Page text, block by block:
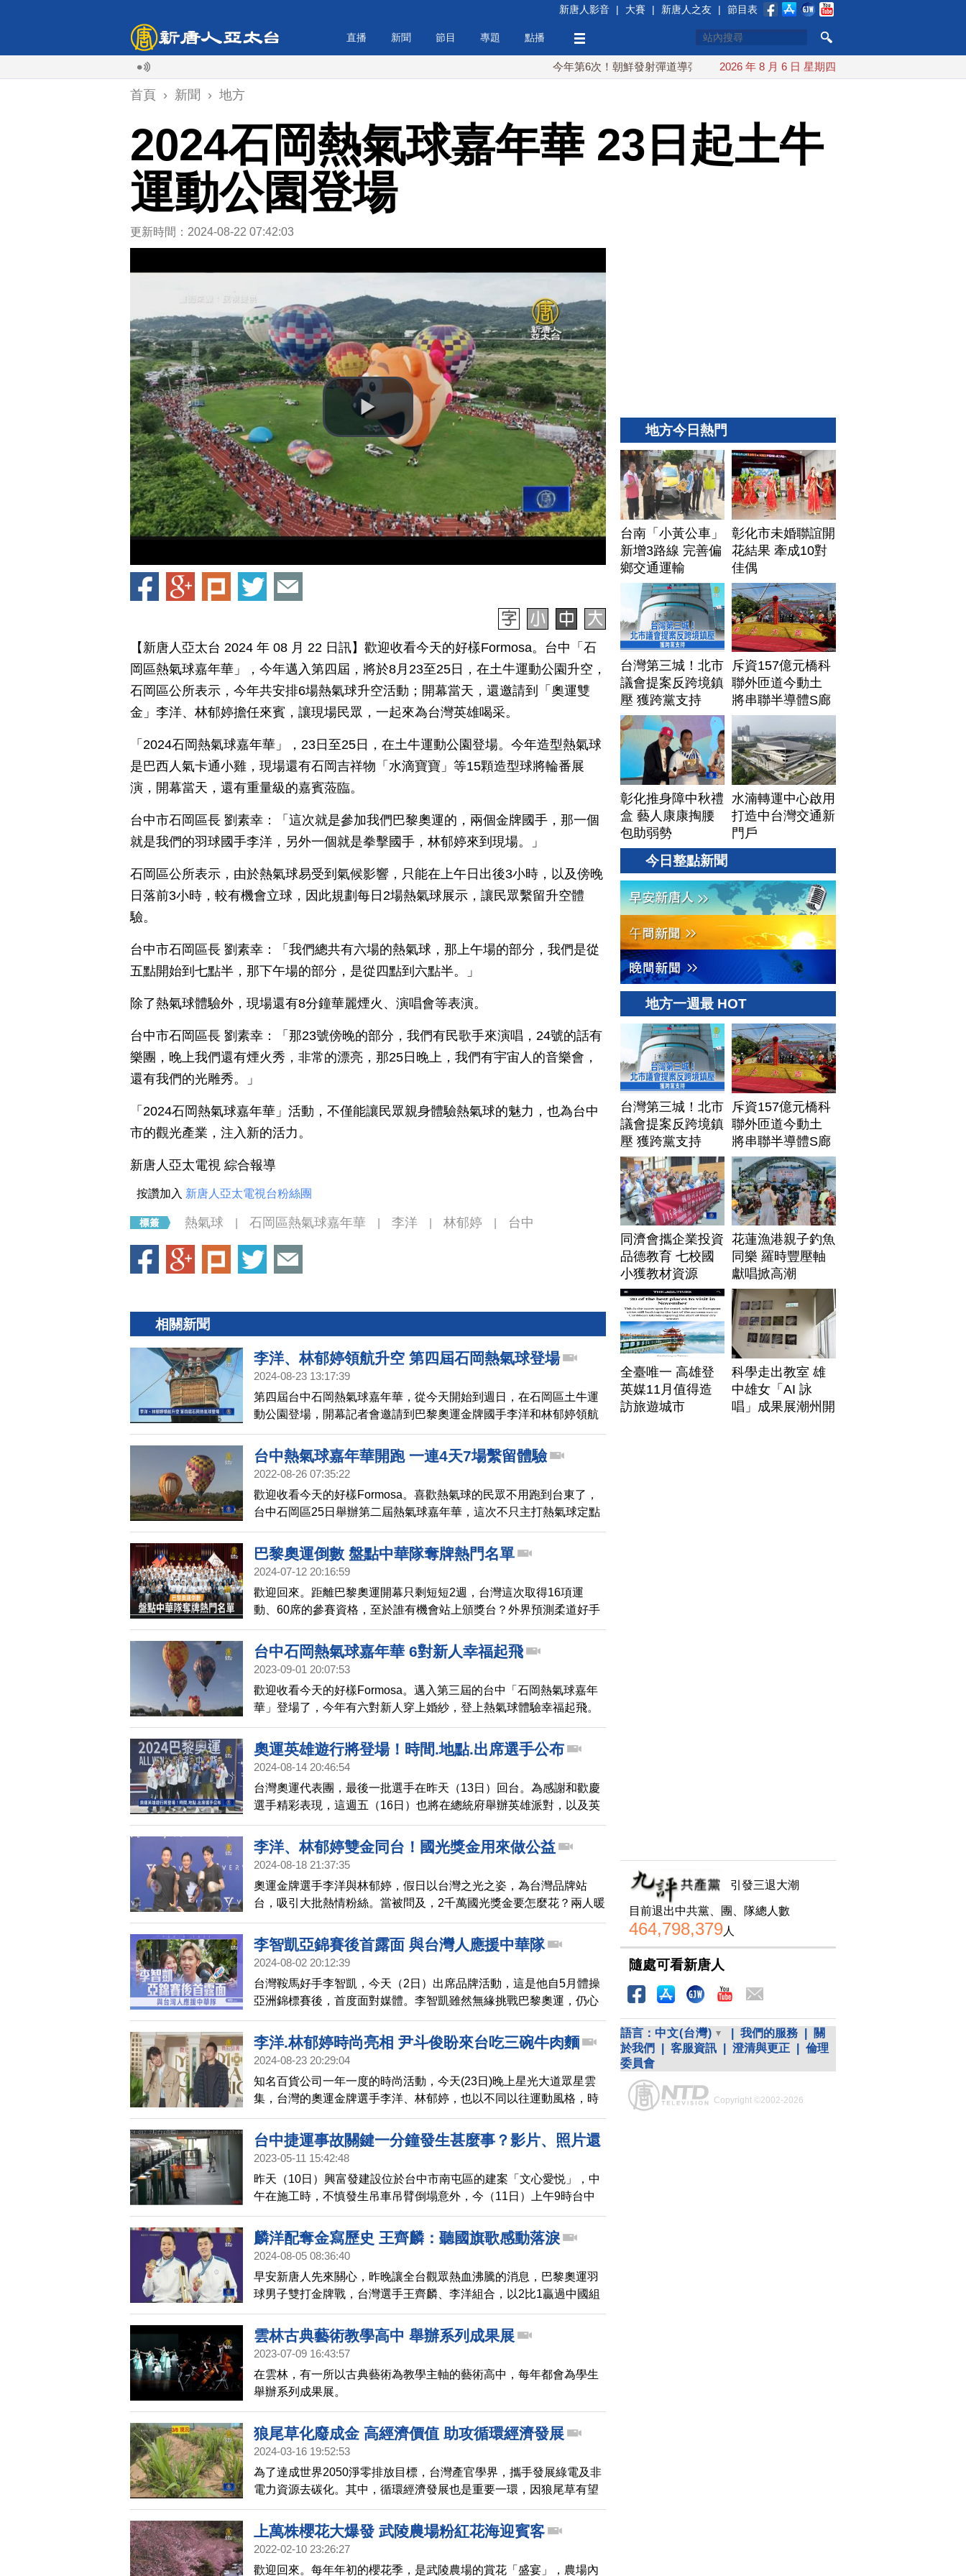
新唐人影音 | 大賽 | 新唐人之友 | 節目表
直播 新聞 節目 專題 點播
今年第6次！朝鮮發射彈道導彈 落日本EEZ外 紅海戰火續升溫 也門胡塞武裝稱又襲擊沙特
2026 年 8 月 6 日 星期四
首頁 › 新聞 › 地方
2024石岡熱氣球嘉年華 23日起土牛
運動公園登場
更新時間：2024-08-22 07:42:03
【新唐人亞太台 2024 年 08 月 22 日訊】歡迎收看今天的好樣Formosa。台中「石
岡區熱氣球嘉年華」，今年邁入第四屆，將於8月23至25日，在土牛運動公園升空，
石岡區公所表示，今年共安排6場熱氣球升空活動；開幕當天，還邀請到「奧運雙
金」李洋、林郁婷擔任來賓，讓現場民眾，一起來為台灣英雄喝采。
「2024石岡熱氣球嘉年華」，23日至25日，在土牛運動公園登場。今年造型熱氣球
是巴西人氣卡通小雞，現場還有石岡吉祥物「水滴寶寶」等15顆造型球將輪番展
演，開幕當天，還有重量級的嘉賓蒞臨。
台中市石岡區長 劉素幸：「這次就是參加我們巴黎奧運的，兩個金牌國手，那一個
就是我們的羽球國手李洋，另外一個就是拳擊國手，林郁婷來到現場。」
石岡區公所表示，由於熱氣球易受到氣候影響，只能在上午日出後3小時，以及傍晚
日落前3小時，較有機會立球，因此規劃每日2場熱氣球展示，讓民眾繫留升空體
驗。
台中市石岡區長 劉素幸：「我們總共有六場的熱氣球，那上午場的部分，我們是從
五點開始到七點半，那下午場的部分，是從四點到六點半。」
除了熱氣球體驗外，現場還有8分鐘華麗煙火、演唱會等表演。
台中市石岡區長 劉素幸：「那23號傍晚的部分，我們有民歌手來演唱，24號的話有
樂團，晚上我們還有煙火秀，非常的漂亮，那25日晚上，我們有宇宙人的音樂會，
還有我們的光雕秀。」
「2024石岡熱氣球嘉年華」活動，不僅能讓民眾親身體驗熱氣球的魅力，也為台中
市的觀光產業，注入新的活力。
新唐人亞太電視 綜合報導
按讚加入 新唐人亞太電視台粉絲團
熱氣球 石岡區熱氣球嘉年華 李洋 林郁婷 台中
相關新聞
李洋、林郁婷領航升空 第四屆石岡熱氣球登場
2024-08-23 13:17:39
第四屆台中石岡熱氣球嘉年華，從今天開始到週日，在石岡區土牛運
動公園登場，開幕記者會邀請到巴黎奧運金牌國手李洋和林郁婷領航
升空。
台中熱氣球嘉年華開跑 一連4天7場繫留體驗
2022-08-26 07:35:22
歡迎收看今天的好樣Formosa。喜歡熱氣球的民眾不用跑到台東了，
台中石岡區25日舉辦第二屆熱氣球嘉年華，這次不只主打熱氣球定點
繫留升空，還有超萌「加菲貓熱氣球」吸引遊客打卡拍照。
巴黎奧運倒數 盤點中華隊奪牌熱門名單
2024-07-12 20:16:59
歡迎回來。距離巴黎奧運開幕只剩短短2週，台灣這次取得16項運
動、60席的參賽資格，至於誰有機會站上頒獎台？外界預測柔道好手
楊勇緯、羽球一姐戴資穎都是熱門人選。體操隊的「貓王」唐嘉鴻因
為大傷，錯過去年杭州亞運，也被看好在今年巴黎奧運奪牌。
台中石岡熱氣球嘉年華 6對新人幸福起飛
2023-09-01 20:07:53
歡迎收看今天的好樣Formosa。邁入第三屆的台中「石岡熱氣球嘉年
華」登場了，今年有六對新人穿上婚紗，登上熱氣球體驗幸福起飛。
但受海葵颱風影響，週六日的上下午場，順延到9日及10日舉行，呼
籲民眾居家防颱，避免外出。
奧運英雄遊行將登場！時間.地點.出席選手公布
2024-08-14 20:46:54
台灣奧運代表團，最後一批選手在昨天（13日）回台。為感謝和歡慶
選手精彩表現，這週五（16日）也將在總統府舉辦英雄派對，以及英
雄大遊行，而哪些奧運選手會出席，教育部也在今天（14日）公布。
李洋、林郁婷雙金同台！國光獎金用來做公益
2024-08-18 21:37:35
奧運金牌選手李洋與林郁婷，假日以台灣之光之姿，為台灣品牌站
台，吸引大批熱情粉絲。當被問及，2千萬國光獎金要怎麼花？兩人暖
心回覆，要回饋給社會，做公益。
李智凱亞錦賽後首露面 與台灣人應援中華隊
2024-08-02 20:12:39
台灣鞍馬好手李智凱，今天（2日）出席品牌活動，這是他自5月體操
亞洲錦標賽後，首度面對媒體。李智凱雖然無緣挑戰巴黎奧運，仍心
繫中華隊表現，與台灣人一起應援加油。
李洋.林郁婷時尚亮相 尹斗俊盼來台吃三碗牛肉麵
2024-08-23 20:29:04
知名百貨公司一年一度的時尚活動，今天(23日)晚上星光大道眾星雲
集，台灣的奧運金牌選手李洋、林郁婷，也以不同以往運動風格，時
尚亮相。而粉絲從上午就在現場等候，迎接韓國藝人尹斗俊。
台中捷運事故關鍵一分鐘發生甚麼事？影片、照片還
原始末
2023-05-11 15:42:48
昨天（10日）興富發建設位於台中市南屯區的建案「文心愛悦」，中
午在施工時，不慎發生吊車吊臂倒塌意外，今（11日）上午9時台中
捷運公司董事長林良泰、運務處長許泰銘，將於台中捷運豐樂公園站3
樓，說明5/10事件初步調查結果。
麟洋配奪金寫歷史 王齊麟：聽國旗歌感動落淚
2024-08-05 08:36:40
早安新唐人先來關心，昨晚讓全台觀眾熱血沸騰的消息，巴黎奧運羽
球男子雙打金牌戰，台灣選手王齊麟、李洋組合，以2比1贏過中國組
合衛冕金牌， 這是奧運男羽雙打賽事，史上首次二連霸的組合，頒獎
時，全場台灣球迷高唱國旗歌，王齊麟賽後表示他感動落淚。
雲林古典藝術教學高中 舉辦系列成果展
2023-07-09 16:43:57
在雲林，有一所以古典藝術為教學主軸的藝術高中，每年都會為學生
舉辦系列成果展。
狼尾草化廢成金 高經濟價值 助攻循環經濟發展
2024-03-16 19:52:53
為了達成世界2050淨零排放目標，台灣產官學界，攜手發展綠電及非
電力資源去碳化。其中，循環經濟發展也是重要一環，因狼尾草有望
成為台灣永續淨零的亮點項目，有生技公司攜手學界，參與推廣計
畫，盼更多民眾及小農加入種植，助攻循環經濟發展。
上萬株櫻花大爆發 武陵農場粉紅花海迎賓客
2022-02-10 23:26:27
歡迎回來。每年年初的櫻花季，是武陵農場的賞花「盛宴」，農場內
地方今日熱門
台南「小黃公車」
新增3路線 完善偏
鄉交通運輸
彰化市未婚聯誼開
花結果 牽成10對
佳偶
台灣第三城！北市
議會提案反跨境鎮
壓 獲跨黨支持
斥資157億元橋科
聯外匝道今動土
將串聯半導體S廊
帶
彰化推身障中秋禮
盒 藝人康康掏腰
包助弱勢
水湳轉運中心啟用
打造中台灣交通新
門戶
今日整點新聞
地方一週最 HOT
台灣第三城！北市
議會提案反跨境鎮
壓 獲跨黨支持
斥資157億元橋科
聯外匝道今動土
將串聯半導體S廊
帶
同濟會攜企業投資
品德教育 七校國
小獲教材資源
花蓮漁港親子釣魚
同樂 羅時豐壓軸
獻唱掀高潮
全臺唯一 高雄登
英媒11月值得造
訪旅遊城市
科學走出教室 雄
中雄女「AI 詠
唱」成果展潮州開
引發三退大潮
目前退出中共黨、團、隊總人數
464,798,379人
隨處可看新唐人
語言： 中文(台灣) 我們的服務
關
於我們
客服資訊 澄清與更正
倫理
委員會
Copyright ©2002-2026